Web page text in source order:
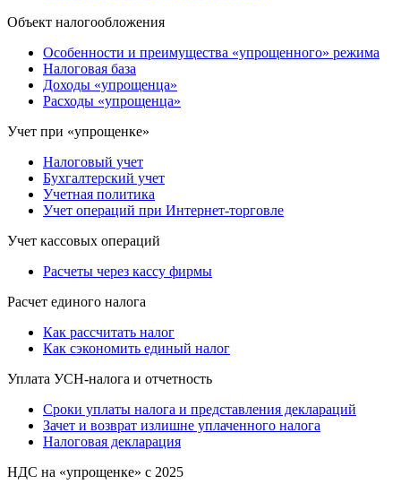
Объект налогообложения
Особенности и преимущества «упрощенного» режима
Налоговая база
Доходы «упрощенца»
Расходы «упрощенца»
Учет при «упрощенке»
Налоговый учет
Бухгалтерский учет
Учетная политика
Учет операций при Интернет-торговле
Учет кассовых операций
Расчеты через кассу фирмы
Расчет единого налога
Как рассчитать налог
Как сэкономить единый налог
Уплата УСН-налога и отчетность
Сроки уплаты налога и представления деклараций
Зачет и возврат излишне уплаченного налога
Налоговая декларация
НДС на «упрощенке» с 2025